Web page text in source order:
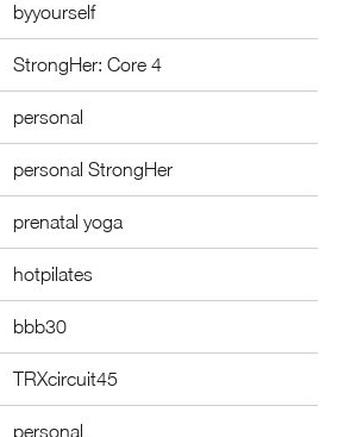
byyourself
StrongHer: Core 4
personal
personal StrongHer
prenatal yoga
hotpilates
bbb30
TRXcircuit45
personal